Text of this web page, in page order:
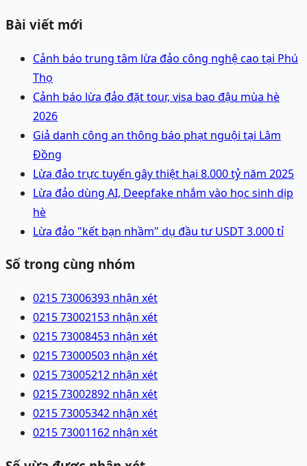
Bài viết mới
Cảnh báo trung tâm lừa đảo công nghệ cao tại Phú
Thọ
Cảnh báo lừa đảo đặt tour, visa bao đậu mùa hè
2026
Giả danh công an thông báo phạt nguội tại Lâm
Đồng
Lừa đảo trực tuyến gây thiệt hại 8.000 tỷ năm 2025
Lừa đảo dùng AI, Deepfake nhắm vào học sinh dịp
hè
Lừa đảo "kết bạn nhầm" dụ đầu tư USDT 3.000 tỉ
Số trong cùng nhóm
0215 73006393 nhận xét
0215 73002153 nhận xét
0215 73008453 nhận xét
0215 73000503 nhận xét
0215 73005212 nhận xét
0215 73002892 nhận xét
0215 73005342 nhận xét
0215 73001162 nhận xét